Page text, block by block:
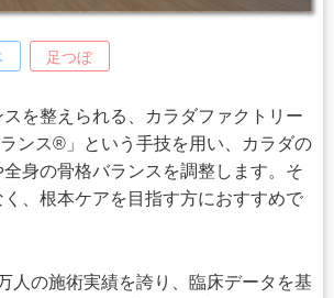
足つぼ
を整えられる、カラダファクトリー
ンス®」という手技を用い、カラダの
身の骨格バランスを調整します。そ
、根本ケアを目指す方におすすめで
人の施術実績を誇り、臨床データを基